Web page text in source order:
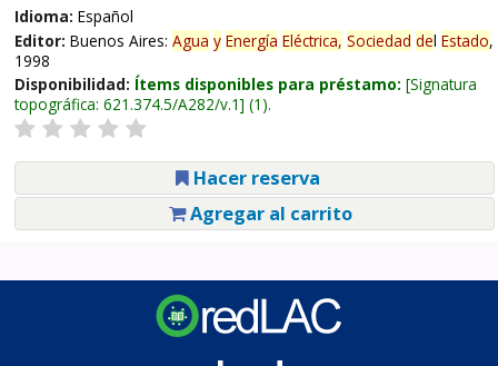
Idioma: Español
Editor: Buenos Aires: Agua y Energía Eléctrica, Sociedad del Estado,
1998
Disponibilidad: Ítems disponibles para préstamo: Signatura
topográfica: 621.374.5/A282/v.1 (1).
Hacer reserva
Agregar al carrito